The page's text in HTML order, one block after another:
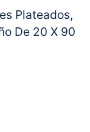
Plateados,
De 20 X 90